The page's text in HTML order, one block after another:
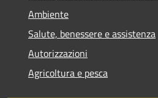
Ambiente
Salute, benessere e assistenza
Autorizzazioni
Agricoltura e pesca